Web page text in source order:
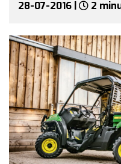
28-07-2016 | 2